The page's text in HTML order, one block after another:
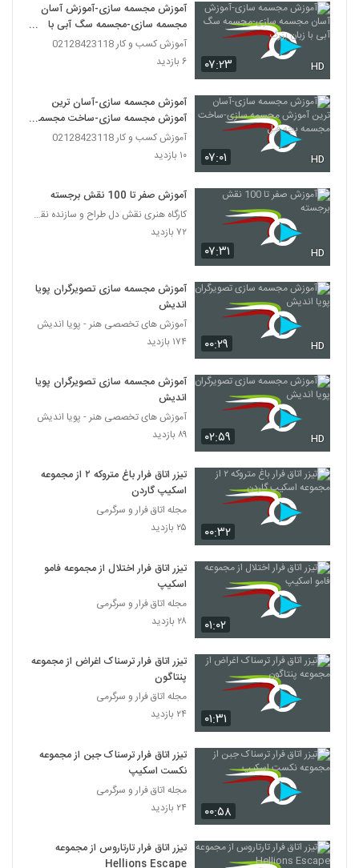
۰۷:۲۳ HD
آموزش مجسمه سازی-آموزش آسان
مجسمه سازی-مجسمه سگ آبی با
زبان بزرگ
آموزش کسب و کار 02128423118
۶ بازدید
۰۷:۰۱ HD
آموزش مجسمه سازی-آسان ترین
آموزش مجسمه سازی-ساخت مجسمه
بچه فیل
آموزش کسب و کار 02128423118
۱۰ بازدید
۰۷:۳۱ HD
آموزش صفر تا 100 نقش برجسته
کارگاه هنری نقش دل طراح و سازنده نقش برجسته ، مجسم
۷۲ بازدید
۰۰:۲۹ HD
آموزش مجسمه سازی تصویرگران پویا
اندیش
آموزش های تخصصی هنر - پویا اندیش
۱۷۴ بازدید
۰۲:۵۹ HD
آموزش مجسمه سازی تصویرگران پویا
اندیش
آموزش های تخصصی هنر - پویا اندیش
۸۹ بازدید
۰۰:۳۲
تیزر اتاق فرار باغ متروکه ۲ از مجموعه
اسکیپ گاردن
مجله اتاق فرار و سرگرمی
۲۵ بازدید
۰۱:۰۲
تیزر اتاق فرار اختلال از مجموعه فامو
اسکیپ
مجله اتاق فرار و سرگرمی
۲۸ بازدید
۰۱:۳۱
تیزر اتاق فرار ترسناک اغراض از مجموعه
پنتاگون
مجله اتاق فرار و سرگرمی
۲۴ بازدید
۰۰:۵۸
تیزر اتاق فرار ترسناک جبن از مجموعه
نکست اسکیپ
مجله اتاق فرار و سرگرمی
۲۴ بازدید
تیزر اتاق فرار تارتاروس از مجموعه
Hellions Escape